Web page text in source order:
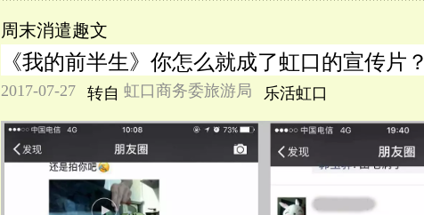
周末消遣趣文
《我的前半生》你怎么就成了虹口的宣传片？
2017-07-27 转自 虹口商务委旅游局 乐活虹口